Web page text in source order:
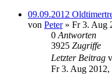
09.09.2012
von Peter» Fr 3. Aug
0 Antworten
3925 Zugriffe
Letzter Beitrag
Fr 3. Aug 2012,